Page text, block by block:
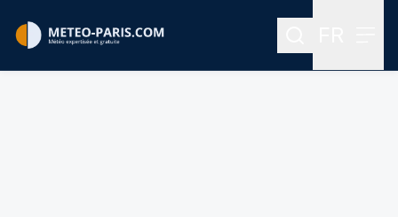
Rechercher